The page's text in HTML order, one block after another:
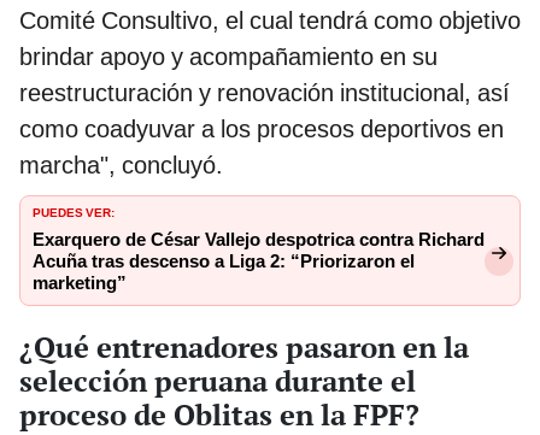
Comité Consultivo, el cual tendrá como objetivo
brindar apoyo y acompañamiento en su
reestructuración y renovación institucional, así
como coadyuvar a los procesos deportivos en
marcha", concluyó.
PUEDES VER:
Exarquero de César Vallejo despotrica contra Richard
Acuña tras descenso a Liga 2: “Priorizaron el
marketing”
¿Qué entrenadores pasaron en la
selección peruana durante el
proceso de Oblitas en la FPF?